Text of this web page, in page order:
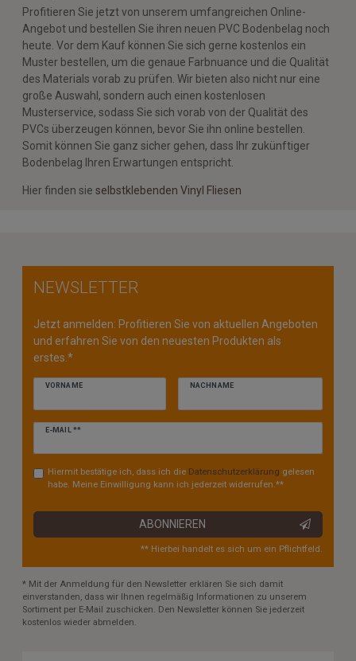
Profitieren Sie jetzt von unserem umfangreichen Online-
Angebot und bestellen Sie ihren neuen PVC Bodenbelag noch
heute. Vor dem Kauf können Sie sich gerne kostenlos ein
Muster bestellen, um die genaue Farbnuance und die Qualität
des Materials vorab zu prüfen. Wir bieten also nicht nur eine
große Auswahl, sondern auch einen kostenlosen
Musterservice, sodass Sie sich vorab von der Qualität des
PVCs überzeugen können, bevor Sie ihn online bestellen.
Somit können Sie ganz sicher gehen, dass Ihr zukünftiger
Bodenbelag Ihren Erwartungen entspricht.
Hier finden sie selbstklebenden Vinyl Fliesen
NEWSLETTER
Jetzt anmelden: Profitieren Sie von aktuellen Angeboten
und erfahren Sie von den neuesten Produkten als
erstes.*
VORNAME NACHNAME
E-MAIL **
Newsletter
Hiermit bestätige ich, dass ich die Daten­schutz­erklärung gelesen
habe. Meine Einwilligung kann ich jederzeit widerrufen.**
ABONNIEREN
** Hierbei handelt es sich um ein Pflichtfeld.
* Mit der Anmeldung für den Newsletter erklären Sie sich damit
einverstanden, dass wir Ihnen regelmäßig Informationen zu unserem
Sortiment per E-Mail zuschicken. Den Newsletter können Sie jederzeit
kostenlos wieder abmelden.